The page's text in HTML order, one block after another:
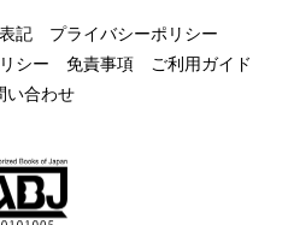
記
プライバシーポリシー
シー 免責事項
ご利用ガイド
い合わせ